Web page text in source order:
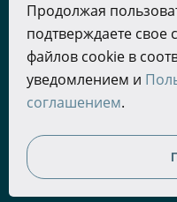
защищены в соответствии
об интеллектуальной
текстовых, фото, аудио и
с согласия
наличии ссылки на
гиперссылка.
Разработка сайта
Продолжая
подтверждаете свое
файлов cookie в
уведомлением и
соглашением.